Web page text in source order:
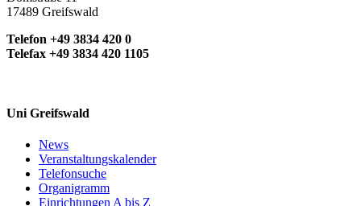
17489 Greifswald
Telefon +49 3834 420 0
Telefax +49 3834 420 1105
Uni Greifswald
News
Veranstaltungskalender
Telefonsuche
Organigramm
Einrichtungen A bis Z